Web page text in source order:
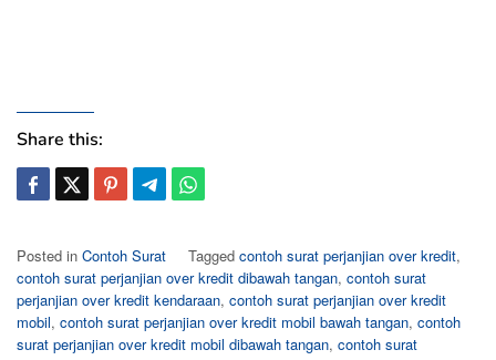
Share this:
Posted in Contoh Surat Tagged contoh surat perjanjian over kredit,
contoh surat perjanjian over kredit dibawah tangan, contoh surat
perjanjian over kredit kendaraan, contoh surat perjanjian over kredit
mobil, contoh surat perjanjian over kredit mobil bawah tangan, contoh
surat perjanjian over kredit mobil dibawah tangan, contoh surat